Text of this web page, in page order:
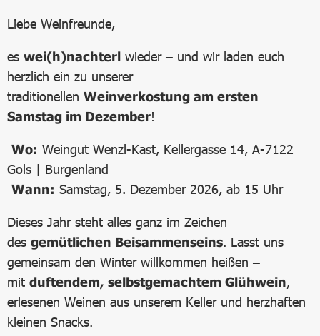
Liebe Weinfreunde,
es wei(h)nachterl wieder – und wir laden euch
herzlich ein zu unserer
traditionellen Weinverkostung am ersten
Samstag im Dezember!
Wo: Weingut Wenzl-Kast, Kellergasse 14, A-7122
Gols | Burgenland
Wann: Samstag, 5. Dezember 2026, ab 15 Uhr
Dieses Jahr steht alles ganz im Zeichen
des gemütlichen Beisammenseins. Lasst uns
gemeinsam den Winter willkommen heißen –
mit duftendem, selbstgemachtem Glühwein,
erlesenen Weinen aus unserem Keller und herzhaften
kleinen Snacks.